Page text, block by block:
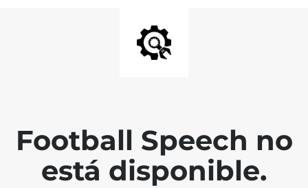
Football Speech no
está disponible.